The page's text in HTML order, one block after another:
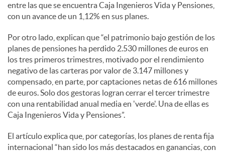
entre las que se encuentra Caja Ingenieros Vida y Pensiones,
con un avance de un 1,12% en sus planes.
Por otro lado, explican que “el patrimonio bajo gestión de los
planes de pensiones ha perdido 2.530 millones de euros en
los tres primeros trimestres, motivado por el rendimiento
negativo de las carteras por valor de 3.147 millones y
compensado, en parte, por captaciones netas de 616 millones
de euros. Solo dos gestoras logran cerrar el tercer trimestre
con una rentabilidad anual media en 'verde'. Una de ellas es
Caja Ingenieros Vida y Pensiones”.
El artículo explica que, por categorías, los planes de renta fija
internacional “han sido los más destacados en ganancias, con